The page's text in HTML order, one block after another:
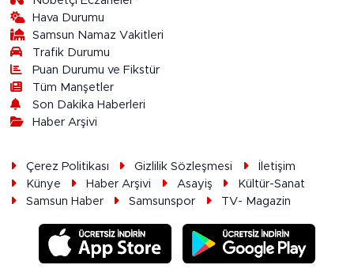
Hava Durumu
Samsun Namaz Vakitleri
Trafik Durumu
Puan Durumu ve Fikstür
Tüm Manşetler
Son Dakika Haberleri
Haber Arşivi
Çerez Politikası Gizlilik Sözleşmesi
İletişim
Künye
Haber Arşivi Asayiş
Kültür-Sanat
Samsun Haber
Samsunspor TV- Magazin